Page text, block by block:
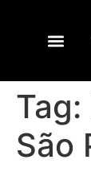
Tag:
São